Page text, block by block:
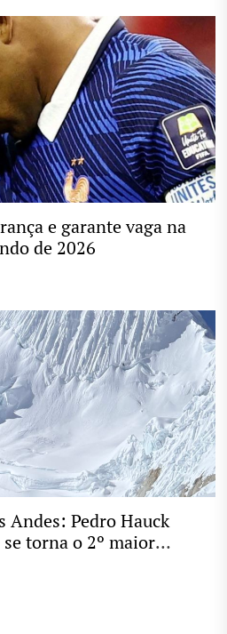
e garante vaga na
de 2026
Andes: Pedro Hauck
torna o 2º maior
do mundo